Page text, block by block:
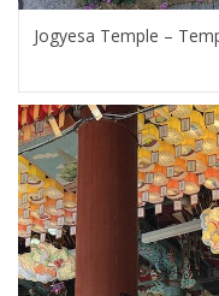
Jogyesa Temple –